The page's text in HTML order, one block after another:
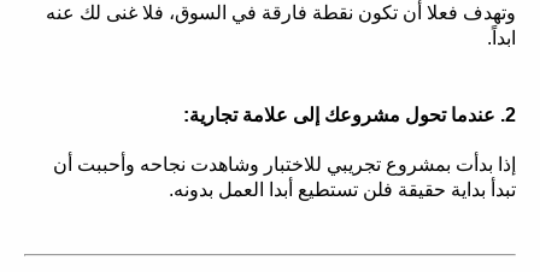
وتهدف فعلا أن تكون نقطة فارقة في السوق، فلا غنى لك عنه
ابداً.
2. عندما تحول مشروعك إلى علامة تجارية:
إذا بدأت بمشروع تجريبي للاختبار وشاهدت نجاحه وأحببت أن
تبدأ بداية حقيقة فلن تستطيع أبدا العمل بدونه.